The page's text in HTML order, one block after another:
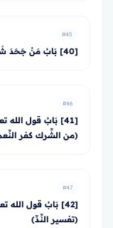
#45
[40] بَابُ مَنْ جَحَدَ شَيْئًا مِنَ الأَسْمَاءِ وَالصِّفَاتِ
#46
[41] بَابُ قول الله
(من الشِّرك كفر
#47
[42] بَابُ قول الله
(تفسير النِّدِّ)